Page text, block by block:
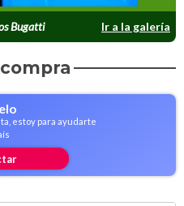
Bugatti
Ir a la galería
estoy para ayudarte